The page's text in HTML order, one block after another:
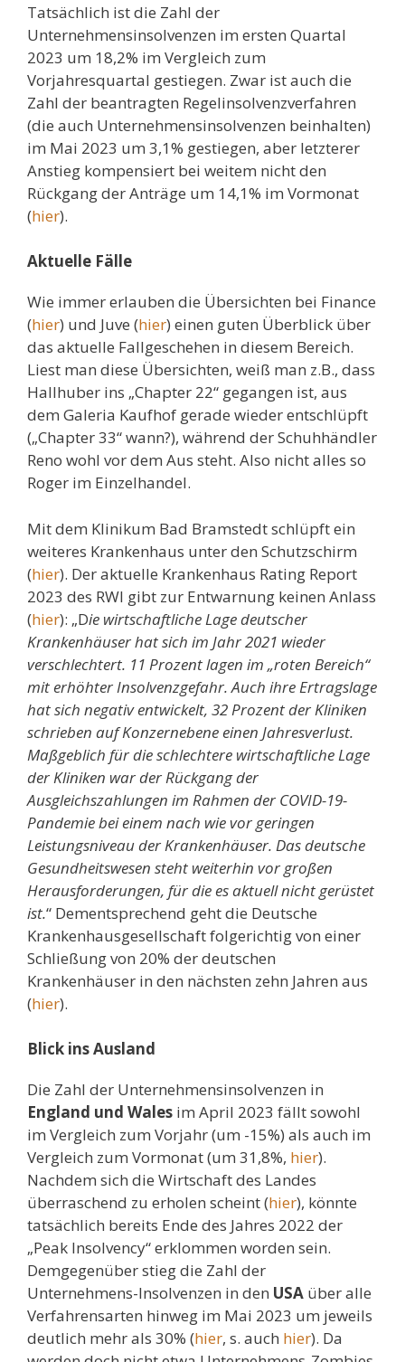
Tatsächlich ist die Zahl der
Unternehmensinsolvenzen im ersten Quartal
2023 um 18,2% im Vergleich zum
Vorjahresquartal gestiegen. Zwar ist auch die
Zahl der beantragten Regelinsolvenzverfahren
(die auch Unternehmensinsolvenzen beinhalten)
im Mai 2023 um 3,1% gestiegen, aber letzterer
Anstieg kompensiert bei weitem nicht den
Rückgang der Anträge um 14,1% im Vormonat
(hier).
Aktuelle Fälle
Wie immer erlauben die Übersichten bei Finance
(hier) und Juve (hier) einen guten Überblick über
das aktuelle Fallgeschehen in diesem Bereich.
Liest man diese Übersichten, weiß man z.B., dass
Hallhuber ins „Chapter 22“ gegangen ist, aus
dem Galeria Kaufhof gerade wieder entschlüpft
(„Chapter 33“ wann?), während der Schuhhändler
Reno wohl vor dem Aus steht. Also nicht alles so
Roger im Einzelhandel.
Mit dem Klinikum Bad Bramstedt schlüpft ein
weiteres Krankenhaus unter den Schutzschirm
(hier). Der aktuelle Krankenhaus Rating Report
2023 des RWI gibt zur Entwarnung keinen Anlass
(hier): „Die wirtschaftliche Lage deutscher
Krankenhäuser hat sich im Jahr 2021 wieder
verschlechtert. 11 Prozent lagen im „roten Bereich“
mit erhöhter Insolvenzgefahr. Auch ihre Ertragslage
hat sich negativ entwickelt, 32 Prozent der Kliniken
schrieben auf Konzernebene einen Jahresverlust.
Maßgeblich für die schlechtere wirtschaftliche Lage
der Kliniken war der Rückgang der
Ausgleichszahlungen im Rahmen der COVID-19-
Pandemie bei einem nach wie vor geringen
Leistungsniveau der Krankenhäuser. Das deutsche
Gesundheitswesen steht weiterhin vor großen
Herausforderungen, für die es aktuell nicht gerüstet
ist.“ Dementsprechend geht die Deutsche
Krankenhausgesellschaft folgerichtig von einer
Schließung von 20% der deutschen
Krankenhäuser in den nächsten zehn Jahren aus
(hier).
Blick ins Ausland
Die Zahl der Unternehmensinsolvenzen in
England und Wales im April 2023 fällt sowohl
im Vergleich zum Vorjahr (um -15%) als auch im
Vergleich zum Vormonat (um 31,8%, hier).
Nachdem sich die Wirtschaft des Landes
überraschend zu erholen scheint (hier), könnte
tatsächlich bereits Ende des Jahres 2022 der
„Peak Insolvency“ erklommen worden sein.
Demgegenüber stieg die Zahl der
Unternehmens-Insolvenzen in den USA über alle
Verfahrensarten hinweg im Mai 2023 um jeweils
deutlich mehr als 30% (hier, s. auch hier). Da